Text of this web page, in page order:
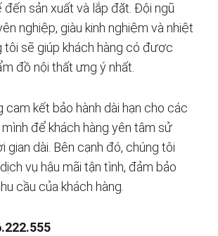
đến sản xuất và lắp đặt. Đội ngũ
nghiệp, giàu kinh nghiệm và nhiệt
tôi sẽ giúp khách hàng có được
đồ nội thất ưng ý nhất.
cam kết bảo hành dài hạn cho các
để khách hàng yên tâm sử
gian dài. Bên cạnh đó, chúng tôi
vụ hậu mãi tận tình, đảm bảo
cầu của khách hàng.